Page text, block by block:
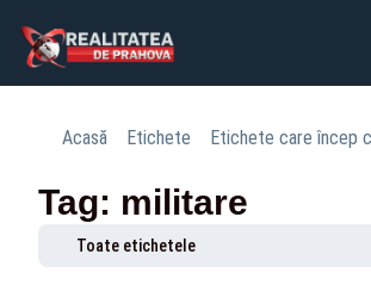
Acasă Etichete Etichete care încep
Tag: militare
Toate etichetele